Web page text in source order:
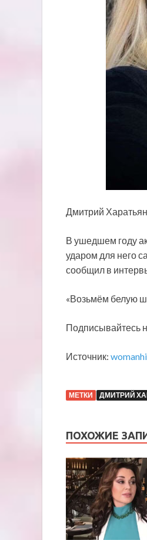
Дмитрий
В ушедшем году
ударом для него
сообщил в
«Возьмём белую
Подписывайтесь
Источник:
МЕТКИ ДМИТРИЙ
ПОХОЖИЕ